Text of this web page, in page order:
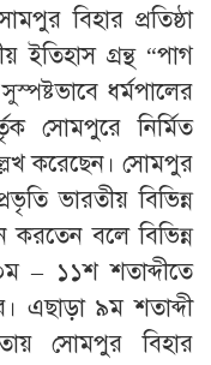
বিহার প্রতিষ্ঠা
ইতিহাস গ্রন্থ “পাগ
ধর্মপালের
সোমপুরে নির্মিত
করেছেন। সোমপুর
ভারতীয় বিভিন্ন
করতেন বলে বিভিন্ন
– ১১শ শতাব্দীতে
এছাড়া ৯ম শতাব্দী
সোমপুর বিহার